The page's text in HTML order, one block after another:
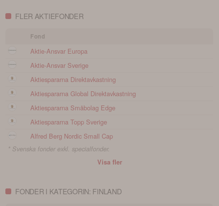
FLER AKTIEFONDER
Fond
Aktie-Ansvar Europa
Aktie-Ansvar Sverige
Aktiespararna Direktavkastning
Aktiespararna Global Direktavkastning
Aktiespararna Småbolag Edge
Aktiespararna Topp Sverige
Alfred Berg Nordic Small Cap
* Svenska fonder exkl. specialfonder.
Visa fler
FONDER I KATEGORIN: FINLAND